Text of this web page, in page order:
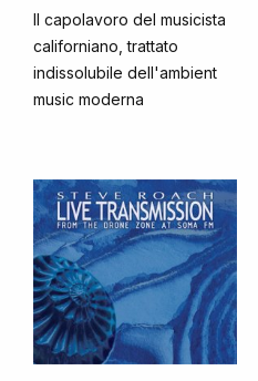
Il capolavoro del musicista
californiano, trattato
indissolubile dell'ambient
music moderna